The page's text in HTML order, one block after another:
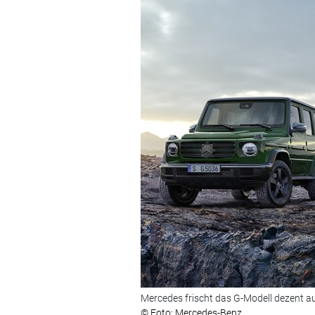
Mercedes frischt das G-Modell dezent